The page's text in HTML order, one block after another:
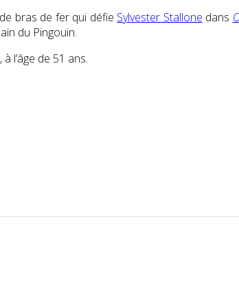
bras de fer qui défie Sylvester Stallone dans
du Pingouin.
, à l’âge de 51 ans.